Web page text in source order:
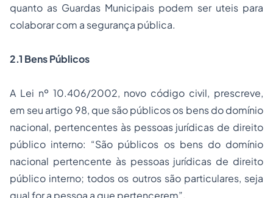
quanto as Guardas Municipais podem ser uteis para
colaborar com a segurança pública.
2.1 Bens Públicos
A Lei nº 10.406/2002, novo código civil, prescreve,
em seu artigo 98, que são públicos os bens do domínio
nacional, pertencentes às pessoas jurídicas de direito
público interno: “São públicos os bens do domínio
nacional pertencente às pessoas jurídicas de direito
público interno; todos os outros são particulares, seja
qual for a pessoa a que pertencerem”.